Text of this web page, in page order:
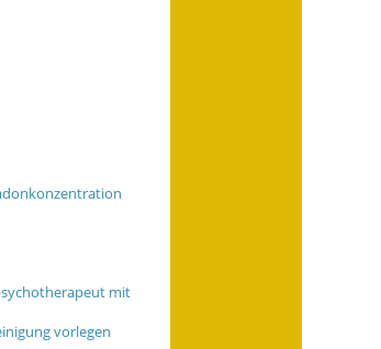
mit
vorlegen